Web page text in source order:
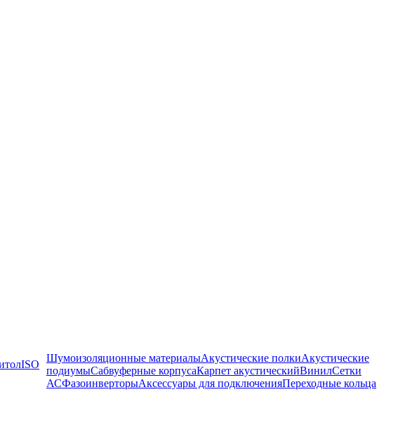
ISO
Шумоизоляционные материалыАкустические полкиАкустические
подиумыСабвуферные корпусаКарпет акустическийВинилСетки
АСФазоинверторыАксессуары для подключенияПереходные кольца